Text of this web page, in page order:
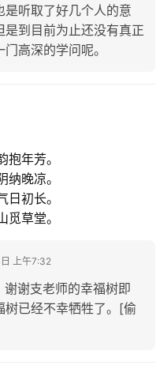
是听取了好几个人的意
是到目前为止还没有真正
高深的学问呢。
年芳。
晚凉。
初长。
草堂。
上午7:32
谢谢支老师的幸福树即
树已经不幸牺牲了。[偷